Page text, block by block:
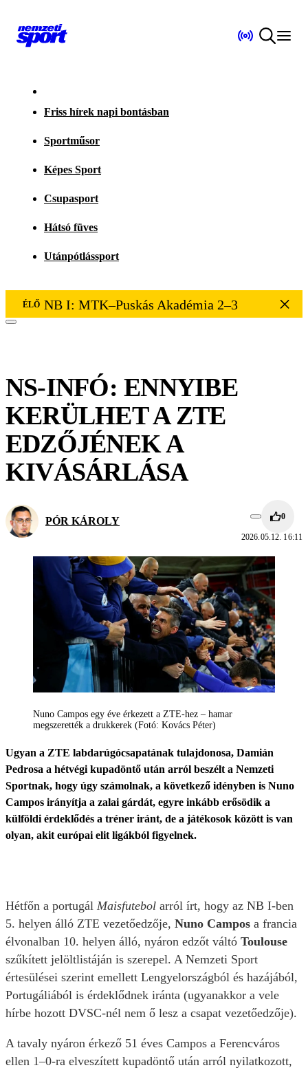
Friss hírek napi bontásban
Sportműsor
Képes Sport
Csupasport
Hátsó füves
Utánpótlássport
ÉLŐ NB I: MTK–Puskás Akadémia 2–3
NS-INFÓ: ENNYIBE
KERÜLHET A ZTE
EDZŐJÉNEK A
KIVÁSÁRLÁSA
PÓR KÁROLY 0
2026.05.12. 16:11
Nuno Campos egy éve érkezett a ZTE-hez – hamar
megszerették a drukkerek (Fotó: Kovács Péter)
Ugyan a ZTE labdarúgócsapatának tulajdonosa, Damián
Pedrosa a hétvégi kupadöntő után arról beszélt a Nemzeti
Sportnak, hogy úgy számolnak, a következő idényben is Nuno
Campos irányítja a zalai gárdát, egyre inkább erősödik a
külföldi érdeklődés a tréner iránt, de a játékosok között is van
olyan, akit európai elit ligákból figyelnek.
Hétfőn a portugál Maisfutebol arról írt, hogy az NB I-ben
5. helyen álló ZTE vezetőedzője, Nuno Campos a francia
élvonalban 10. helyen álló, nyáron edzőt váltó Toulouse
szűkített jelöltlistáján is szerepel. A Nemzeti Sport
értesülései szerint emellett Lengyelországból és hazájából,
Portugáliából is érdeklődnek iránta (ugyanakkor a vele
hírbe hozott DVSC-nél nem ő lesz a csapat vezetőedzője).
A tavaly nyáron érkező 51 éves Campos a Ferencváros
ellen 1–0-ra elveszített kupadöntő után arról nyilatkozott,